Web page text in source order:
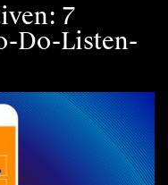
7
Do-Listen-